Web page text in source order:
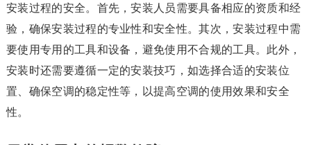
安装过程的安全。首先，安装人员需要具备相应的资质和经
验，确保安装过程的专业性和安全性。其次，安装过程中需
要使用专用的工具和设备，避免使用不合规的工具。此外，
安装时还需要遵循一定的安装技巧，如选择合适的安装位
置、确保空调的稳定性等，以提高空调的使用效果和安全
性。